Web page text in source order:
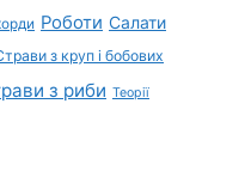
Роботи Салати
з круп і бобових
з риби Теорії